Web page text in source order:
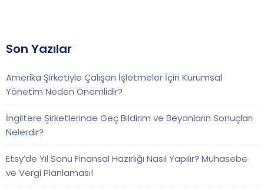
Son Yazılar
Amerika Şirketiyle Çalışan İşletmeler İçin Kurumsal
Yönetim Neden Önemlidir?
İngiltere Şirketlerinde Geç Bildirim ve Beyanların Sonuçları
Nelerdir?
Etsy’de Yıl Sonu Finansal Hazırlığı Nasıl Yapılır? Muhasebe
ve Vergi Planlaması!